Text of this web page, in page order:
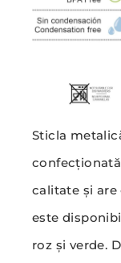
Sticla
calitate și are
este
roz și verde.